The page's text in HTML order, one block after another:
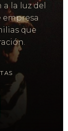
la luz del
que